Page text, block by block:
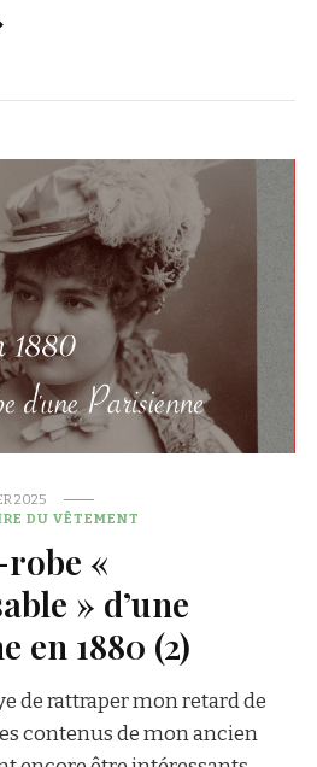
2025
DU VÊTEMENT
«
» d’une
en 1880 (2)
de rattraper mon retard de
contenus de mon ancien